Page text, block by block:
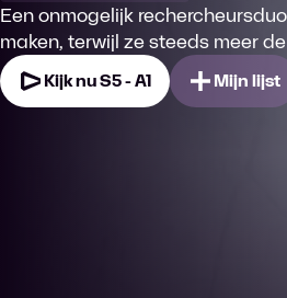
Een onmogelijk
maken, terwijl ze steeds meer
Kijk nu S5 - A1 Mijn lijst